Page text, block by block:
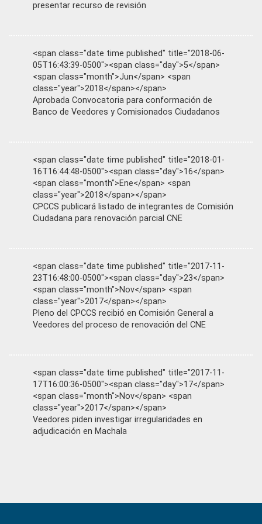
presentar recurso de revisión
<span class="date time published" title="2018-06-
05T16:43:39-0500"><span class="day">5</span>
<span class="month">Jun</span> <span
class="year">2018</span></span>
Aprobada Convocatoria para conformación de
Banco de Veedores y Comisionados Ciudadanos
<span class="date time published" title="2018-01-
16T16:44:48-0500"><span class="day">16</span>
<span class="month">Ene</span> <span
class="year">2018</span></span>
CPCCS publicará listado de integrantes de Comisión
Ciudadana para renovación parcial CNE
<span class="date time published" title="2017-11-
23T16:48:00-0500"><span class="day">23</span>
<span class="month">Nov</span> <span
class="year">2017</span></span>
Pleno del CPCCS recibió en Comisión General a
Veedores del proceso de renovación del CNE
<span class="date time published" title="2017-11-
17T16:00:36-0500"><span class="day">17</span>
<span class="month">Nov</span> <span
class="year">2017</span></span>
Veedores piden investigar irregularidades en
adjudicación en Machala